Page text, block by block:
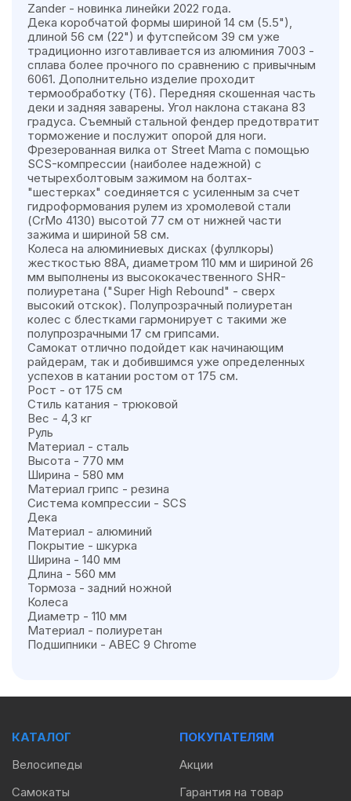
Zander - новинка линейки 2022 года.
Дека коробчатой формы шириной 14 см (5.5"),
длиной 56 см (22") и футспейсом 39 см уже
традиционно изготавливается из алюминия 7003 -
сплава более прочного по сравнению с привычным
6061. Дополнительно изделие проходит
термообработку (Т6). Передняя скошенная часть
деки и задняя заварены. Угол наклона стакана 83
градуса. Съемный стальной фендер предотвратит
торможение и послужит опорой для ноги.
Фрезерованная вилка от Street Mama с помощью
SCS-компрессии (наиболее надежной) с
четырехболтовым зажимом на болтах-
"шестерках" соединяется с усиленным за счет
гидроформования рулем из хромолевой стали
(CrMo 4130) высотой 77 см от нижней части
зажима и шириной 58 см.
Колеса на алюминиевых дисках (фуллкоры)
жесткостью 88A, диаметром 110 мм и шириной 26
мм выполнены из высококачественного SHR-
полиуретана ("Super High Rebound" - сверх
высокий отскок). Полупрозрачный полиуретан
колес с блестками гармонирует с такими же
полупрозрачными 17 см грипсами.
Самокат отлично подойдет как начинающим
райдерам, так и добившимся уже определенных
успехов в катании ростом от 175 см.
Рост - от 175 см
Стиль катания - трюковой
Вес - 4,3 кг
Руль
Материал - сталь
Высота - 770 мм
Ширина - 580 мм
Материал грипс - резина
Система компрессии - SCS
Дека
Материал - алюминий
Покрытие - шкурка
Ширина - 140 мм
Длина - 560 мм
Тормоза - задний ножной
Колеса
Диаметр - 110 мм
Материал - полиуретан
Подшипники - ABEC 9 Chrome
КАТАЛОГ
Велосипеды
Самокаты
ПОКУПАТЕЛЯМ
Акции
Гарантия на товар